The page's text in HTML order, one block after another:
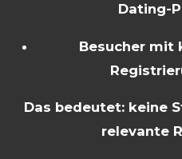
Dating-
Besucher mit
Das bedeutet: keine
relevante